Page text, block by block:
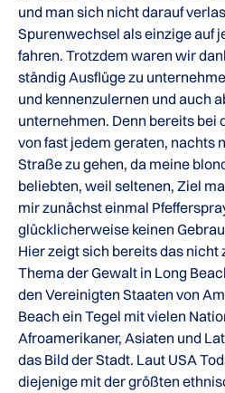
und man sich nicht darauf
Spurenwechsel als einzige auf
fahren. Trotzdem waren wir
ständig Ausflüge zu
und kennenzulernen und auch
unternehmen. Denn bereits bei
von fast jedem geraten, nachts
Straße zu gehen, da meine
beliebten, weil seltenen, Ziel
mir zunächst einmal
glücklicherweise keinen
Hier zeigt sich bereits das
Thema der Gewalt in Long
den Vereinigten Staaten von
Beach ein Tegel mit vielen
Afroamerikaner, Asiaten und
das Bild der Stadt. Laut USA
diejenige mit der größten